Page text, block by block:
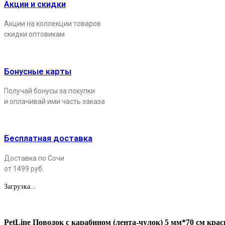
Акции и скидки
Акции на коллекции товаров
скидки оптовикам
Бонусные карты
Получай бонусы за покупки
и оплачивай ими часть заказа
Бесплатная доставка
Доставка по Сочи
от 1499 руб.
Загрузка...
PetLine Поводок с карабином (лента-чулок) 5 мм*70 см